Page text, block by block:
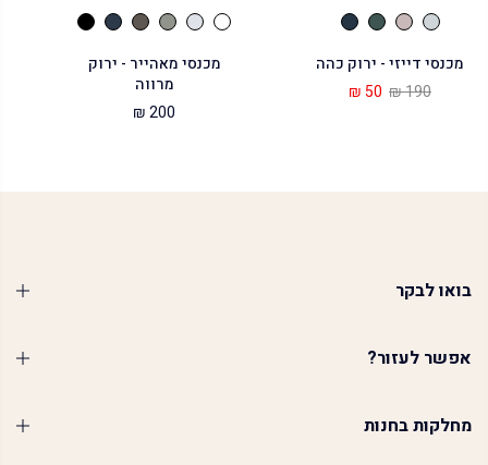
מכנסי דייזי - ירוק כהה
190 ₪
50 ₪
מכנסי מאהייר - ירוק
מרווה
200 ₪
בואו לבקר
אפשר לעזור?
מחלקות בחנות